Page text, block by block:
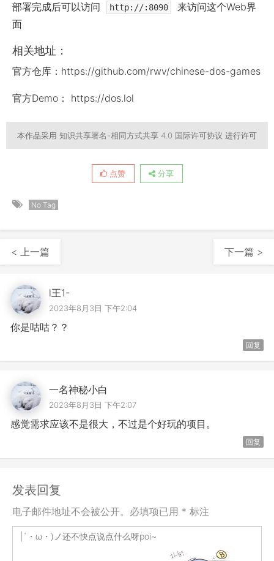
部署完成后可以访问 http://:8090
来访问这个Web界
面
相关地址：
官方仓库：https://github.com/rwv/chinese-dos-games
官方Demo： https://dos.lol
本作品采用 知识共享署名-相同方式共享 4.0 国际许可协议 进行许可
点赞 分享
No Tag
< 上一篇 下一篇 >
l王1-
2023年8月3日 下午2:04
你是咕咕？？
回复
一名神秘小白
2023年8月3日 下午2:07
感觉需求应该不是很大，不过是个好玩的项目。
回复
发表回复
电子邮件地址不会被公开。必填项已用 * 标注